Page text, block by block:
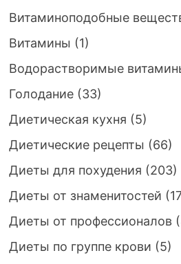
Витаминоподобные
Витамины (1)
Водорастворимые
Голодание(33)
Диетическая кухня (5)
Диетические рецепты (66)
Диеты для похудения (203)
Диеты от знаменитостей
Диеты от профессионалов
Диеты по группе крови (5)